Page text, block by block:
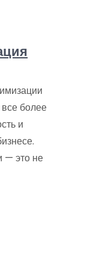
более
и
— это не